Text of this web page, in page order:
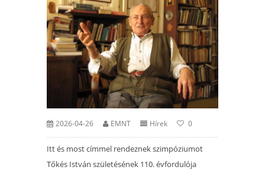
2026-04-26 EMNT Hírek 0
Itt és most címmel rendeznek szimpóziumot
Tőkés István születésének 110. évfordulója